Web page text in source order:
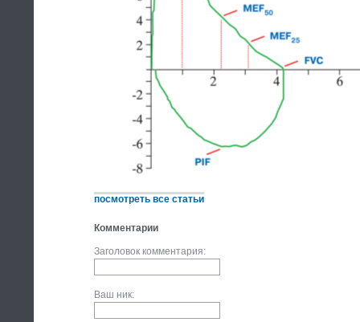
посмотреть все статьи
Комментарии
Заголовок комментария:
Ваш ник: